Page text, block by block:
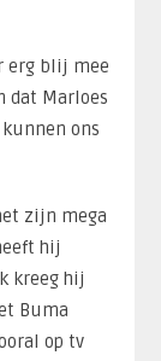
erg blij mee
dat Marloes
ons
zijn mega
hij
kreeg hij
Buma
op tv